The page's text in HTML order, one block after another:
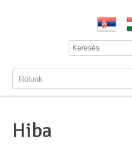
Rólunk
Hiba